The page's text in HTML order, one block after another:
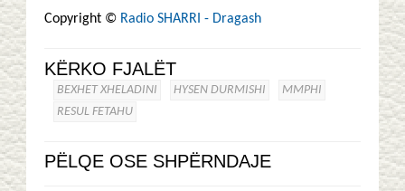
Copyright © Radio SHARRI - Dragash
KËRKO FJALËT
BEXHET XHELADINI HYSEN DURMISHI
MMPHI
RESUL FETAHU
PËLQE OSE SHPËRNDAJE